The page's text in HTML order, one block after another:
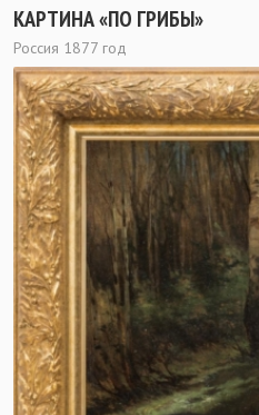
КАРТИНА «ПО ГРИБЫ»
Россия 1877 год